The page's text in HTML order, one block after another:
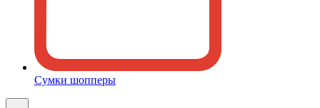
Сумки шопперы